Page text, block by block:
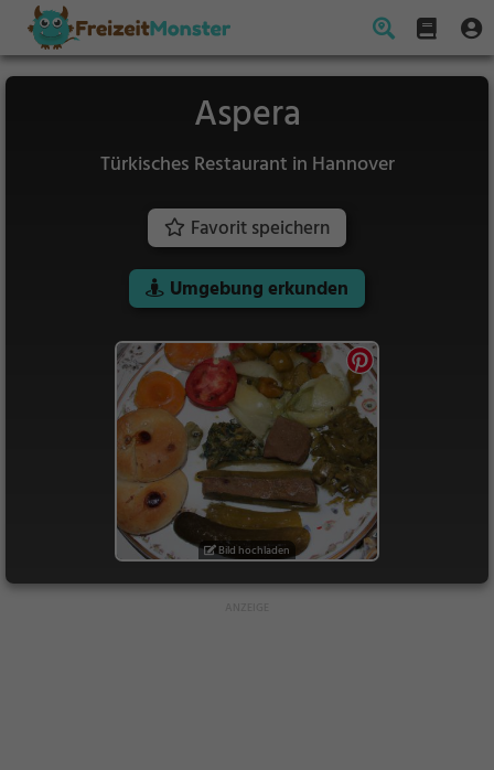
Aspera
Türkisches Restaurant in Hannover
Favorit speichern
Umgebung erkunden
Bild hochladen